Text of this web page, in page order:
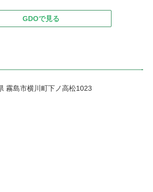
GDOで見る
霧島市横川町下ノ高松1023